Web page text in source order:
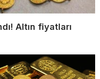
Altın fiyatları